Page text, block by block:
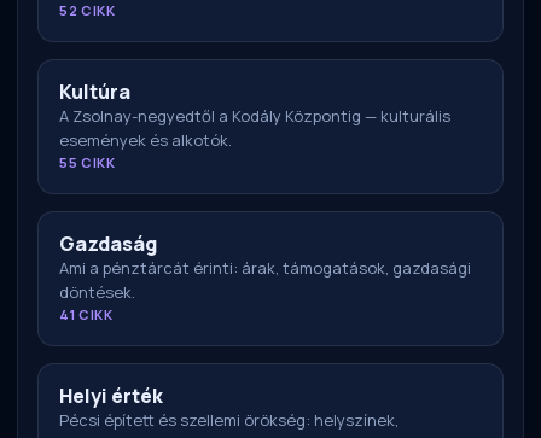
52 CIKK
Kultúra
A Zsolnay-negyedtől a Kodály Központig — kulturális
események és alkotók.
55 CIKK
Gazdaság
Ami a pénztárcát érinti: árak, támogatások, gazdasági
döntések.
41 CIKK
Helyi érték
Pécsi épített és szellemi örökség: helyszínek,